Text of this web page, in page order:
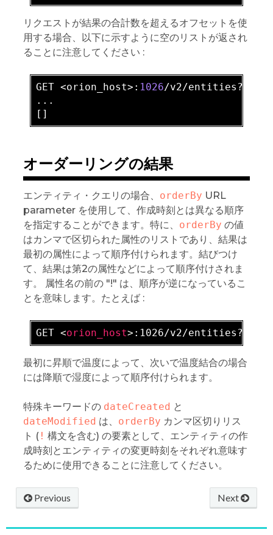
リクエストが結果の合計数を超えるオフセットを使
用する場合、以下に示すように空のリストが返され
ることに注意してください :
GET <orion_host>: 1026/v2/entities?
...
オーダーリングの結果
エンティティ・クエリの場合、 orderBy URL
parameter を使用して、作成時刻とは異なる順序
を指定することができます。特に、 orderBy の値
はカンマで区切られた属性のリストであり、結果は
最初の属性によって順序付けられます。結びつけ
て、結果は第2の属性などによって順序付けされま
す。 属性名の前の "!" は、順序が逆になっているこ
とを意味します。たとえば :
GET <orion_host>
最初に昇順で温度によって、次いで温度結合の場合
には降順で湿度によって順序付けられます。
特殊キーワードの dateCreated と
dateModified は、 orderBy カンマ区切りリス
ト (! 構文を含む) の要素として、エンティティの作
成時刻とエンティティの変更時刻をそれぞれ意味す
るために使用できることに注意してください。
Next
Previous